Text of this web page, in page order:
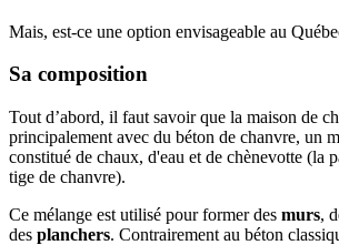
Mais, est-ce une option envisageable au
Sa composition
Tout d’abord, il faut savoir que la maison de
principalement avec du béton de chanvre, un
constitué de chaux, d'eau et de chènevotte (la
tige de chanvre).
Ce mélange est utilisé pour former des murs,
des planchers. Contrairement au béton